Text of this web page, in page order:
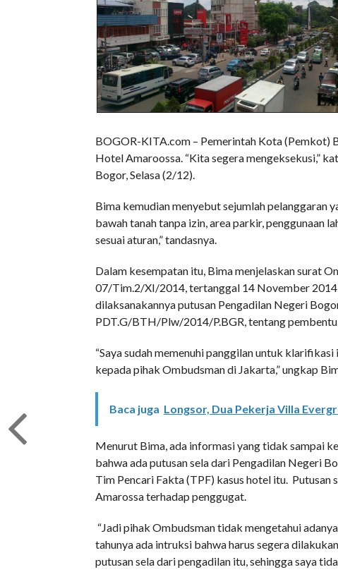
BOGOR-KITA.com – Pemerintah Kota (Pemkot)
Hotel Amaroossa. “Kita segera mengeksekusi,”
Bogor, Selasa (2/12).
Bima kemudian menyebut sejumlah pelanggaran
bawah tanah tanpa izin, area parkir, penggunaan
sesuai aturan,” tandasnya.
Dalam kesempatan itu, Bima menjelaskan surat
07/Tim.2/XI/2014, tertanggal 14 November
dilaksanakannya putusan Pengadilan Negeri
PDT.G/BTH/Plw/2014/P.BGR, tentang
“Saya sudah memenuhi panggilan untuk
kepada pihak Ombudsman di Jakarta,” ungkap
Baca juga Longsor, Dua Pekerja Villa
Menurut Bima, ada informasi yang tidak sampai
bahwa ada putusan sela dari Pengadilan Negeri
Tim Pencari Fakta (TPF) kasus hotel itu.
Amarossa terhadap penggugat.
“Jadi pihak Ombudsman tidak mengetahui
tahunya ada intruksi bahwa harus segera
putusan sela dari pengadilan itu, sehingga saya